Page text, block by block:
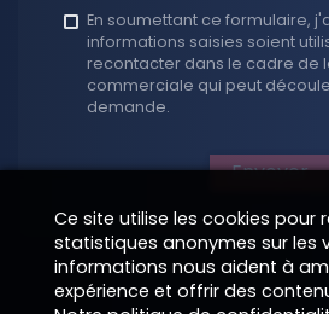
En soumettant ce formulaire,
informations saisies soient
recontacter dans le cadre de
commerciale qui peut
demande.
Envoyer
Ce site utilise les cookies pour
statistiques anonymes sur les
informations nous aident à
expérience et offrir des